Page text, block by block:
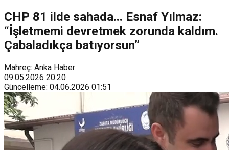
CHP 81 ilde sahada... Esnaf Yılmaz:
“İşletmemi devretmek zorunda kaldım.
Çabaladıkça batıyorsun”
Mahreç: Anka Haber
09.05.2026 20:20
Güncelleme: 04.06.2026 01:51